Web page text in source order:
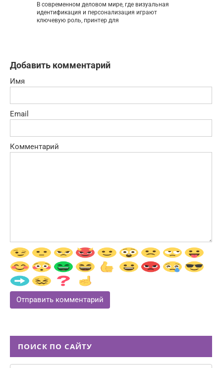
В современном деловом мире, где визуальная
идентификация и персонализация играют
ключевую роль, принтер для
Добавить комментарий
Имя
Email
Комментарий
ПОИСК ПО САЙТУ